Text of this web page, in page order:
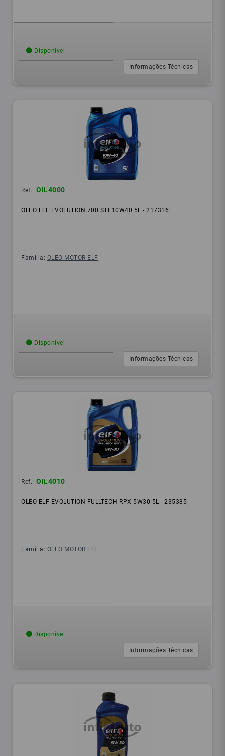
Disponível
Informações Técnicas
Ref.: OIL4000
OLEO ELF EVOLUTION 700 STI 10W40 5L - 217316
Família: OLEO MOTOR ELF
Disponível
Informações Técnicas
Ref.: OIL4010
OLEO ELF EVOLUTION FULLTECH RPX 5W30 5L - 235385
Família: OLEO MOTOR ELF
Disponível
Informações Técnicas